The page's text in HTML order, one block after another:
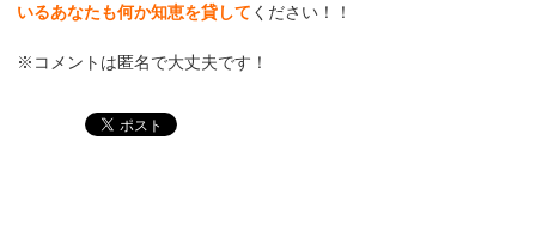
いるあなたも何か知恵を貸して ください！！
※コメントは匿名で大丈夫です！